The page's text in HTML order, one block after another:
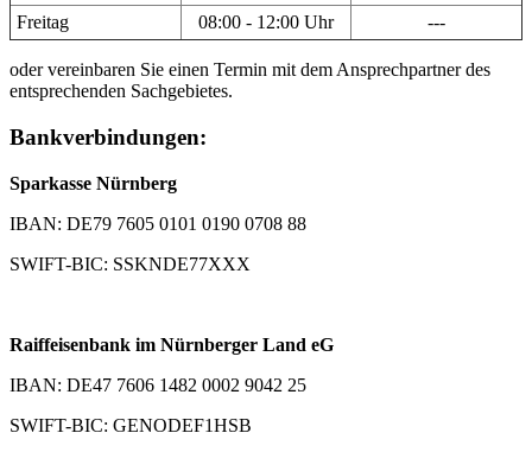
Freitag
08:00 - 12:00 Uhr ---
oder vereinbaren Sie einen Termin mit dem Ansprechpartner des
entsprechenden Sachgebietes.
Bankverbindungen:
Sparkasse Nürnberg
IBAN: DE79 7605 0101 0190 0708 88
SWIFT-BIC: SSKNDE77XXX
Raiffeisenbank im Nürnberger Land eG
IBAN: DE47 7606 1482 0002 9042 25
SWIFT-BIC: GENODEF1HSB